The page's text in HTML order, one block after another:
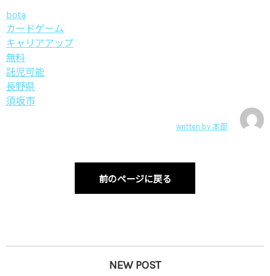
bota
カードゲーム
キャリアアップ
無料
託児可能
長野県
須坂市
written by 本部
前のページに戻る
NEW POST